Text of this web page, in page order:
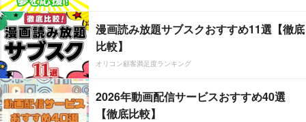
漫画読み放題サブスクおすすめ11選【徹底
比較】
オリコン顧客満足度ランキング
2026年動画配信サービスおすすめ40選
【徹底比較】